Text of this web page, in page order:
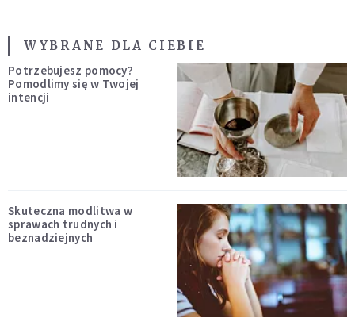
WYBRANE DLA CIEBIE
Potrzebujesz pomocy?
Pomodlimy się w Twojej
intencji
Skuteczna modlitwa w
sprawach trudnych i
beznadziejnych